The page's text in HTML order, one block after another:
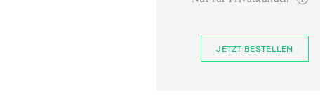
JETZT BESTELLEN